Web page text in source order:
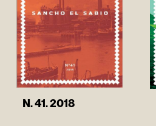
N. 41. 2018